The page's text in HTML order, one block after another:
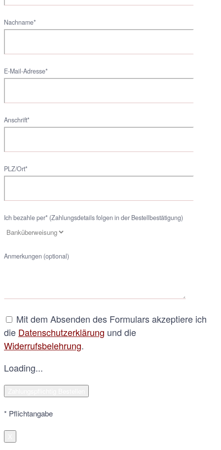
Nachname*
E-Mail-Adresse*
Anschrift*
PLZ/Ort*
Ich bezahle per* (Zahlungsdetails folgen in der Bestellbestätigung)
Anmerkungen (optional)
Mit dem Absenden des Formulars akzeptiere ich
die Datenschutzerklärung und die
Widerrufsbelehrung.
Loading...
* Pflichtangabe